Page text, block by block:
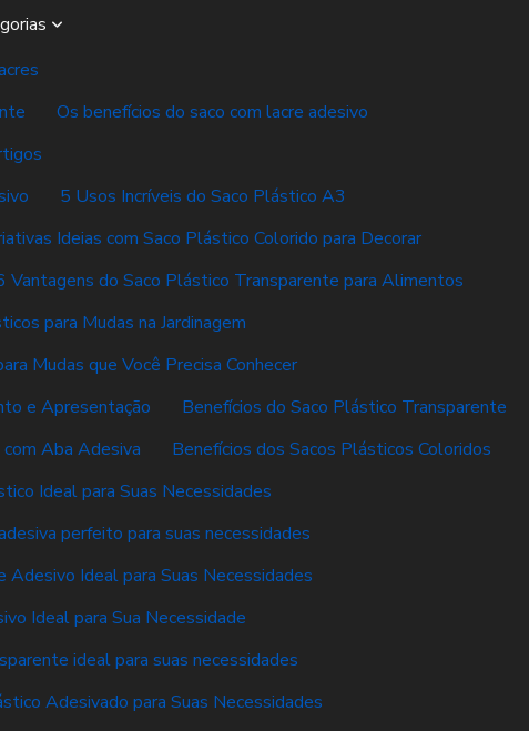
Os benefícios do saco com lacre adesivo
5 Usos Incríveis do Saco Plástico A3
Ideias com Saco Plástico Colorido para Decorar
Vantagens do Saco Plástico Transparente para Alimentos
para Mudas na Jardinagem
Mudas que Você Precisa Conhecer
e Apresentação
Benefícios do Saco Plástico Transparente
Aba Adesiva
Benefícios dos Sacos Plásticos Coloridos
Ideal para Suas Necessidades
perfeito para suas necessidades
Adesivo Ideal para Suas Necessidades
Ideal para Sua Necessidade
ideal para suas necessidades
Adesivado para Suas Necessidades